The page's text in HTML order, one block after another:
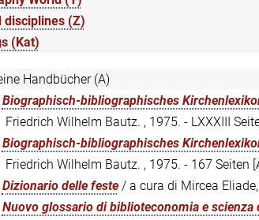
disciplines (Z)
(Kat)
Handbücher (A)
Biographisch-bibliographisches
Friedrich Wilhelm Bautz. , 1975. - LXXXIII
Biographisch-bibliographisches
Friedrich Wilhelm Bautz. , 1975. - 167 Seiten
Dizionario delle feste/ a cura di Mircea
Nuovo glossario di biblioteconomia e